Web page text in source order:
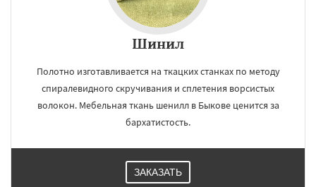
Шинил
Полотно изготавливается на ткацких станках по методу
спиралевидного скручивания и сплетения ворсистых
волокон. Мебельная ткань шенилл в Быкове ценится за
бархатистость.
ЗАКАЗАТЬ